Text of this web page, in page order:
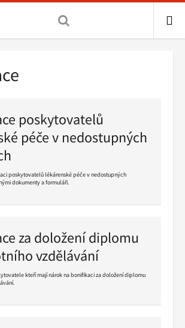
poskytovatelů
péče v nedostupných
poskytovatelů lékárenské péče v nedostupných
dokumenty a formuláři.
za doložení diplomu
vzdělávání
kteří mají nárok na bonifikaci za doložení diplomu